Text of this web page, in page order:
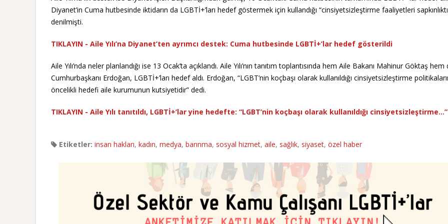
Diyanet’in Cuma hutbesinde iktidarın da LGBTİ+’ları hedef göstermek için kullandığı “cinsiyetsizleştirme faaliyetleri
denilmişti.
TIKLAYIN - Aile Yılı’na Diyanet’ten ayrımcı destek: Cuma hutbesinde LGBTİ+’lar hedef gösterildi
Aile Yılı’nda neler planlandığı ise 13 Ocak’ta açıklandı. Aile Yılı’nın tanıtım toplantısında hem Aile Bakanı Mahinur Göktaş hem
Cumhurbaşkanı Erdoğan, LGBTİ+’ları hedef aldı. Erdoğan, “LGBT’nin koçbaşı olarak kullanıldığı cinsiyetsizleştirme
öncelikli hedefi aile kurumunun kutsiyetidir” dedi.
TIKLAYIN - Aile Yılı tanıtıldı, LGBTİ+’lar yine hedefte: “LGBT’nin koçbaşı olarak kullanıldığı cinsiyetsizleştirme…”
Etiketler: insan hakları, kadın, medya, barınma, sosyal hizmet, aile, sağlık, siyaset, özel haber